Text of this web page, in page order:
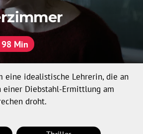
Min
eine idealistische Lehrerin, die an
einer Diebstahl-Ermittlung am
droht.